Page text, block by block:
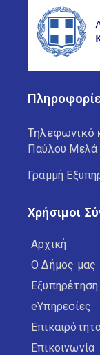
Τηλεφωνικό
Παύλου Μελά
Γραμμή
Χρήσιμοι
Αρχική
Ο Δήμος μας
eΥπηρεσίες
Επικοινωνία